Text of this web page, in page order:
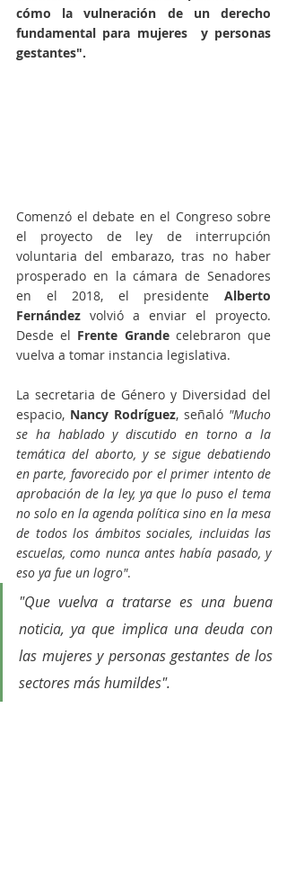
cómo la vulneración de un derecho
fundamental para mujeres  y personas
gestantes".
Comenzó el debate en el Congreso sobre
el proyecto de ley de interrupción
voluntaria del embarazo, tras no haber
prosperado en la cámara de Senadores
en el 2018, el presidente Alberto
Fernández volvió a enviar el proyecto.
Desde el Frente Grande celebraron que
vuelva a tomar instancia legislativa.
La secretaria de Género y Diversidad del
espacio, Nancy Rodríguez, señaló "Mucho
se ha hablado y discutido en torno a la
temática del aborto, y se sigue debatiendo
en parte, favorecido por el primer intento de
aprobación de la ley, ya que lo puso el tema
no solo en la agenda política sino en la mesa
de todos los ámbitos sociales, incluidas las
escuelas, como nunca antes había pasado, y
eso ya fue un logro".
"Que vuelva a tratarse es una buena
noticia, ya que implica una deuda con
las mujeres y personas gestantes de los
sectores más humildes".